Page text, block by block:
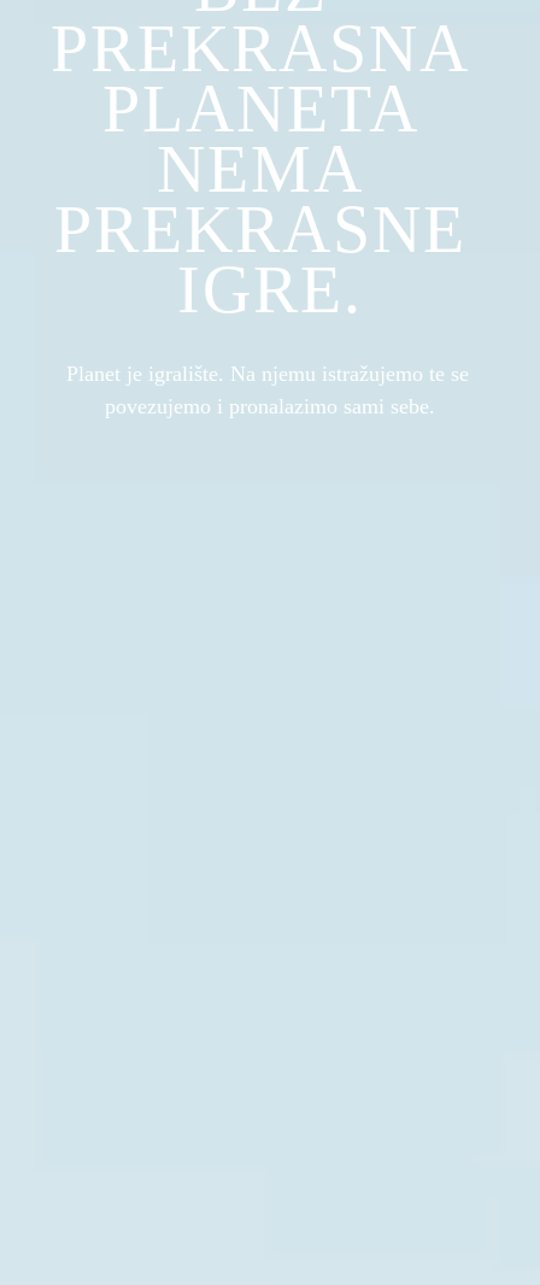
PREKRASNA
PLANETA
NEMA
PREKRASNE
IGRE.
Planet je igralište. Na njemu istražujemo te se
povezujemo i pronalazimo sami sebe.